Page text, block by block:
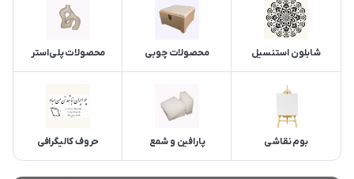
شابلون استنسیل محصولات چوبی محصولات پلی‌استر
بوم نقاشی پارافین و شمع حروف کالیگرافی